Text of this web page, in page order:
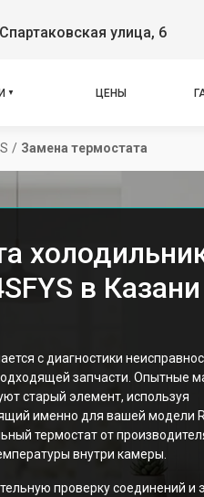
Спартаковская улица, 6
ЦЕНЫ
/ Замена термостата
в Казани
с диагностики
запчасти. Опытные
старый элемент, используя
именно для вашей модели
термостат от
внутри камеры.
проверку соединений и